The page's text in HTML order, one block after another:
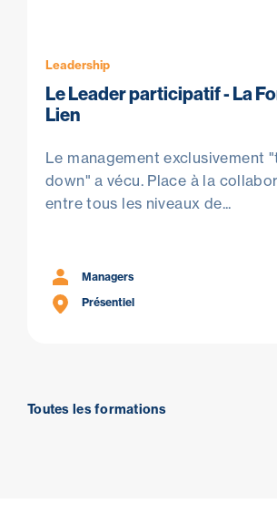
Leadership
Le Leader participatif - La
Lien
Le management exclusivement
down" a vécu. Place à la
entre tous les niveaux de...
Managers
Présentiel
Toutes les formations